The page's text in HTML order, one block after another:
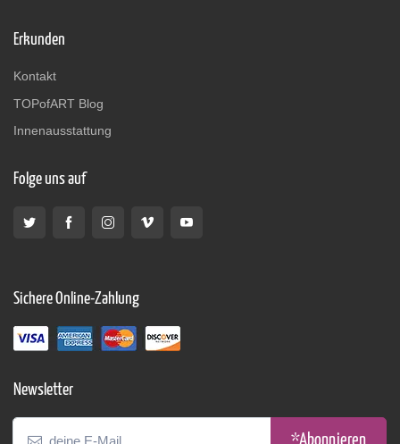
Erkunden
Kontakt
TOPofART Blog
Innenausstattung
Folge uns auf
Sichere Online-Zahlung
Newsletter